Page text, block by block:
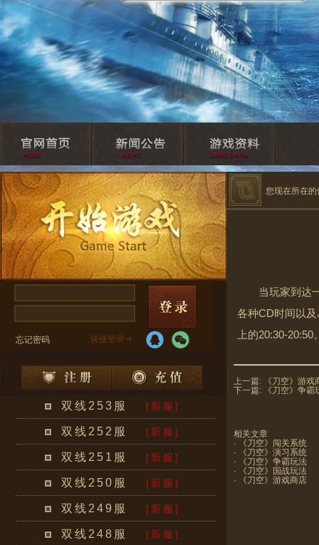
双线253服 [新服]
双线252服 [新服]
双线251服 [新服]
双线250服 [新服]
双线249服 [新服]
双线248服 [新服]
您现在所在
当玩家到达
各种CD时间以
上的20:30-20:50
上一篇:
《刀空》游戏
下一篇:
《刀空》争霸
相关文章
·
《刀空》闯关系统
·
《刀空》演习系统
·
《刀空》争霸玩法
·
《刀空》国战玩法
·
《刀空》游戏商店